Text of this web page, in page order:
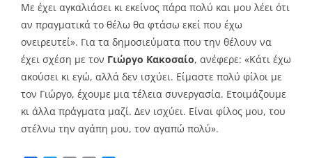
Με έχει αγκαλιάσει κι εκείνος πάρα πολύ και μου λέει ότι
αν πραγματικά το θέλω θα φτάσω εκεί που έχω
ονειρευτεί». Για τα δημοσιεύματα που την θέλουν να
έχει σχέση με τον Γιώργο Κακοσαίο, ανέφερε: «Κάτι έχω
ακούσει κι εγώ, αλλά δεν ισχύει. Είμαστε πολύ φίλοι με
τον Γιώργο, έχουμε μια τέλεια συνεργασία. Ετοιμάζουμε
κι άλλα πράγματα μαζί. Δεν ισχύει. Είναι φίλος μου, του
στέλνω την αγάπη μου, τον αγαπώ πολύ».